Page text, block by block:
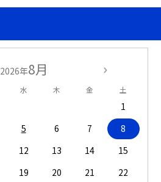
2026年8月
水 木 金 土
1
5 6 7
8
12 13 14
15
19 20 21
22